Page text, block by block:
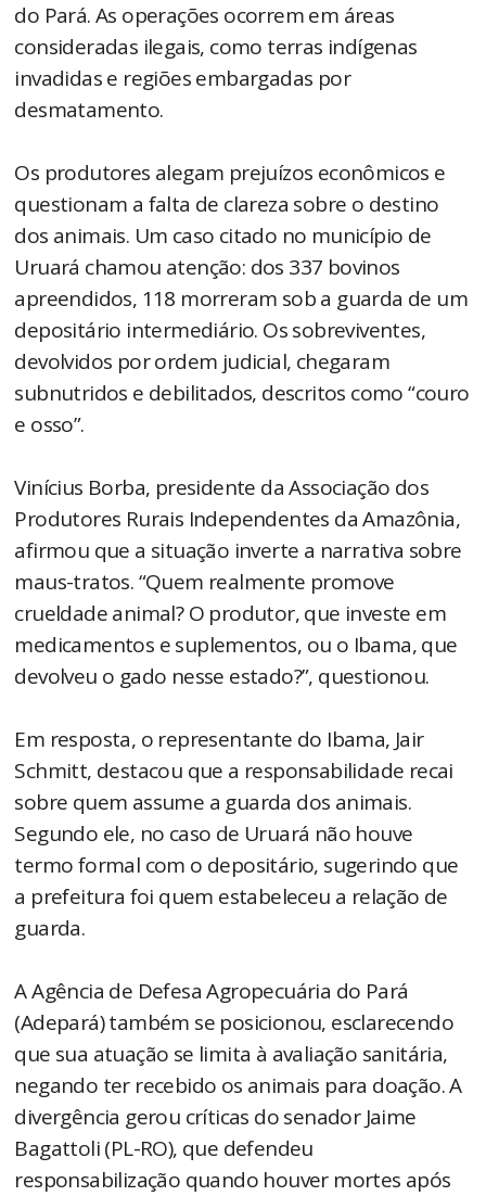
do Pará. As operações ocorrem em áreas
consideradas ilegais, como terras indígenas
invadidas e regiões embargadas por
desmatamento.
Os produtores alegam prejuízos econômicos e
questionam a falta de clareza sobre o destino
dos animais. Um caso citado no município de
Uruará chamou atenção: dos 337 bovinos
apreendidos, 118 morreram sob a guarda de um
depositário intermediário. Os sobreviventes,
devolvidos por ordem judicial, chegaram
subnutridos e debilitados, descritos como “couro
e osso”.
Vinícius Borba, presidente da Associação dos
Produtores Rurais Independentes da Amazônia,
afirmou que a situação inverte a narrativa sobre
maus-tratos. “Quem realmente promove
crueldade animal? O produtor, que investe em
medicamentos e suplementos, ou o Ibama, que
devolveu o gado nesse estado?”, questionou.
Em resposta, o representante do Ibama, Jair
Schmitt, destacou que a responsabilidade recai
sobre quem assume a guarda dos animais.
Segundo ele, no caso de Uruará não houve
termo formal com o depositário, sugerindo que
a prefeitura foi quem estabeleceu a relação de
guarda.
A Agência de Defesa Agropecuária do Pará
(Adepará) também se posicionou, esclarecendo
que sua atuação se limita à avaliação sanitária,
negando ter recebido os animais para doação. A
divergência gerou críticas do senador Jaime
Bagattoli (PL-RO), que defendeu
responsabilização quando houver mortes após